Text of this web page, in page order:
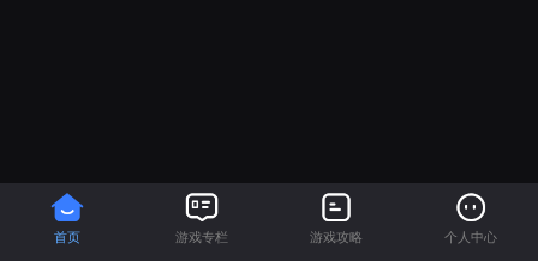
首页 游戏专栏 游戏攻略 个人中心